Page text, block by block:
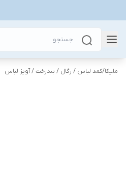
ملیکا/کمد لباس / رگال / بندرخت / آویز لباس